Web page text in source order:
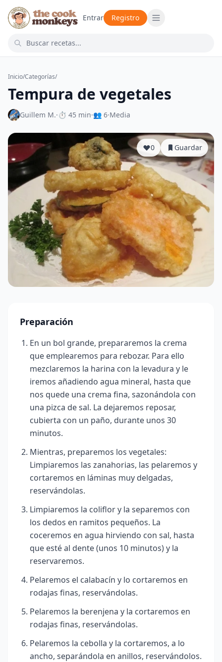
Entrar Registro
Inicio/Categorías/
Tempura de vegetales
Guillem M.·⏱ 45 min·👥 6·Media
0 Guardar
Preparación
En un bol grande, prepararemos la crema
que emplearemos para rebozar. Para ello
mezclaremos la harina con la levadura y le
iremos añadiendo agua mineral, hasta que
nos quede una crema fina, sazonándola con
una pizca de sal. La dejaremos reposar,
cubierta con un paño, durante unos 30
minutos.
Mientras, preparemos los vegetales:
Limpiaremos las zanahorias, las pelaremos y
cortaremos en láminas muy delgadas,
reservándolas.
Limpiaremos la coliflor y la separemos con
los dedos en ramitos pequeños. La
coceremos en agua hirviendo con sal, hasta
que esté al dente (unos 10 minutos) y la
reservaremos.
Pelaremos el calabacín y lo cortaremos en
rodajas finas, reservándolas.
Pelaremos la berenjena y la cortaremos en
rodajas finas, reservándolas.
Pelaremos la cebolla y la cortaremos, a lo
ancho, separándola en anillos, reservándolos.